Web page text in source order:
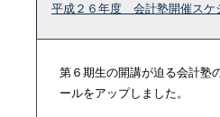
平成２６年度 会計塾開催スケ
第６期生の開講が迫る会計塾
ールをアップしました。